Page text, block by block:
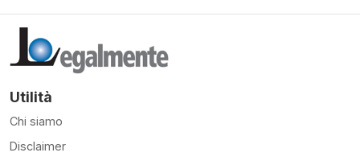
Utilità
Chi siamo
Disclaimer